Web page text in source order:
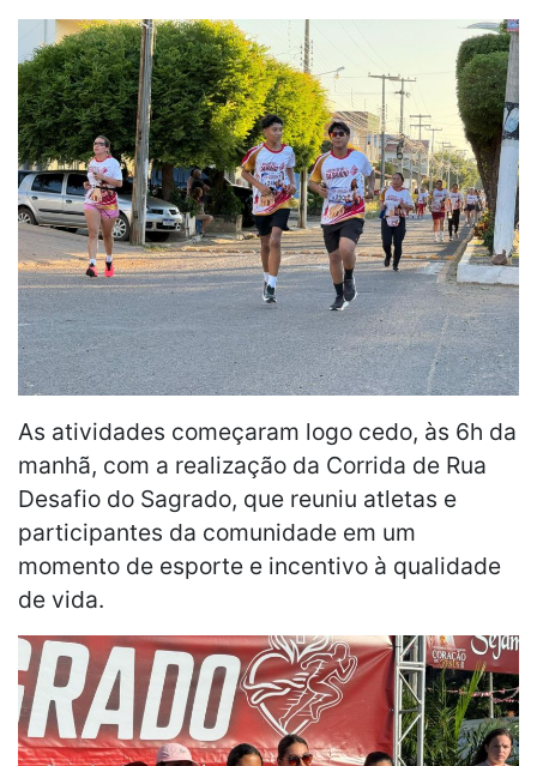
As atividades começaram logo cedo, às 6h da
manhã, com a realização da Corrida de Rua
Desafio do Sagrado, que reuniu atletas e
participantes da comunidade em um
momento de esporte e incentivo à qualidade
de vida.